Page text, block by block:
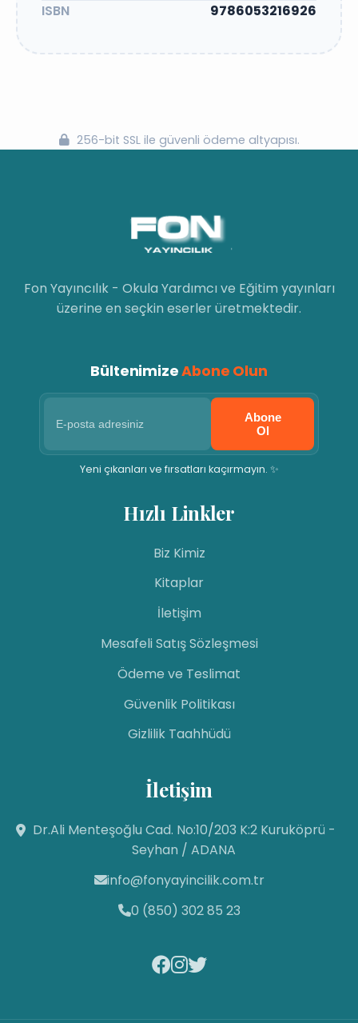
ISBN
9786053216926
256-bit SSL ile güvenli ödeme altyapısı.
Fon Yayıncılık - Okula Yardımcı ve Eğitim yayınları
üzerine en seçkin eserler üretmektedir.
BültenimizeAbone Olun
Abone
Ol
Yeni çıkanları ve fırsatları kaçırmayın. ✨
Hızlı Linkler
Biz Kimiz
Kitaplar
İletişim
Mesafeli Satış Sözleşmesi
Ödeme ve Teslimat
Güvenlik Politikası
Gizlilik Taahhüdü
İletişim
Dr.Ali Menteşoğlu Cad. No:10/203 K:2 Kuruköprü -
Seyhan / ADANA
info@fonyayincilik.com.tr
0 (850) 302 85 23
Canlı Destek Hattı
Fon Yayıncılık
Merhaba! Size nasıl yardımcı
olabilirim? Aşağıdan mesajınızı